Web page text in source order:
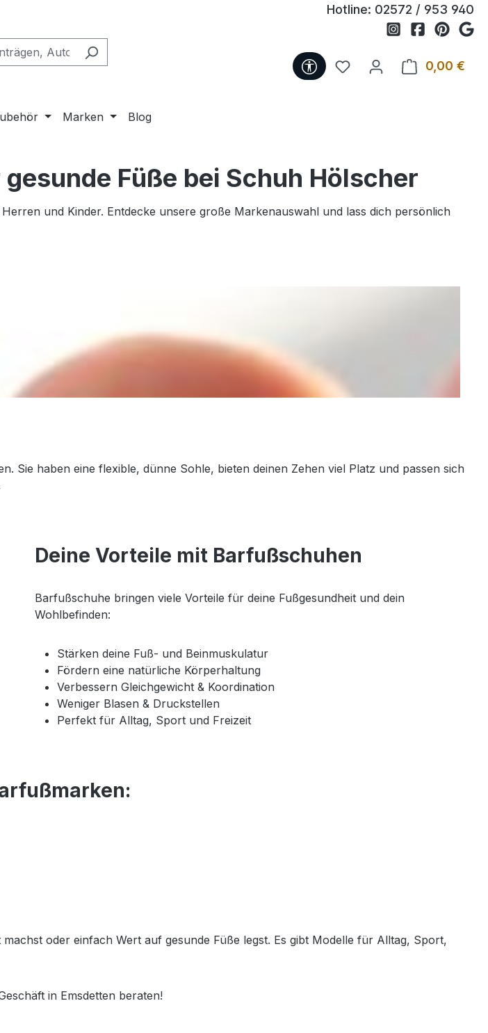
Hotline: 02572 / 953 940
Werkzeugleiste anzeigen
Du hast 0 Produkte auf
0,00 €
Marken Blog
Füße bei Schuh Hölscher
und Kinder. Entdecke unsere große Markenauswahl und lass dich persönlich
Sie haben eine flexible, dünne Sohle, bieten deinen Zehen viel Platz und passen sich
Deine Vorteile mit Barfußschuhen
Barfußschuhe bringen viele Vorteile für deine Fußgesundheit und dein
Wohlbefinden:
Stärken deine Fuß- und Beinmuskulatur
Fördern eine natürliche Körperhaltung
Verbessern Gleichgewicht & Koordination
Weniger Blasen & Druckstellen
Perfekt für Alltag, Sport und Freizeit
oder einfach Wert auf gesunde Füße legst. Es gibt Modelle für Alltag, Sport,
in Emsdetten beraten!